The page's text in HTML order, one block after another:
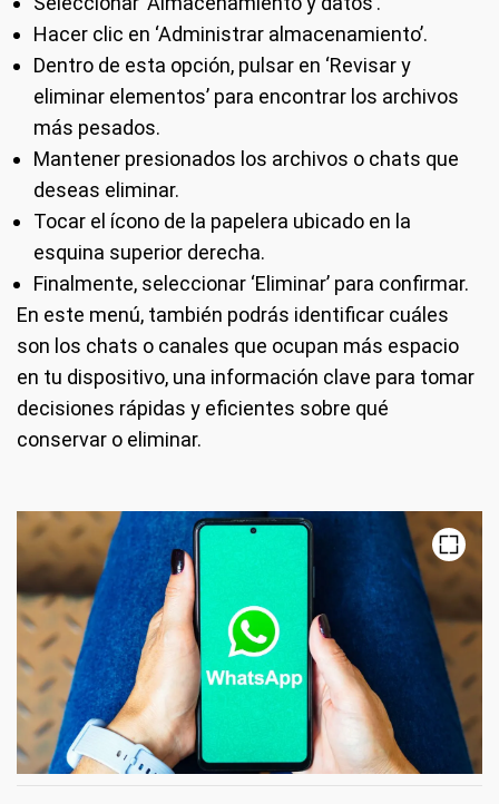
Hacer clic en ‘Administrar almacenamiento’.
Dentro de esta opción, pulsar en ‘Revisar y
eliminar elementos’ para encontrar los archivos
más pesados.
Mantener presionados los archivos o chats que
deseas eliminar.
Tocar el ícono de la papelera ubicado en la
esquina superior derecha.
Finalmente, seleccionar ‘Eliminar’ para confirmar.
En este menú, también podrás identificar cuáles
son los chats o canales que ocupan más espacio
en tu dispositivo, una información clave para tomar
decisiones rápidas y eficientes sobre qué
conservar o eliminar.